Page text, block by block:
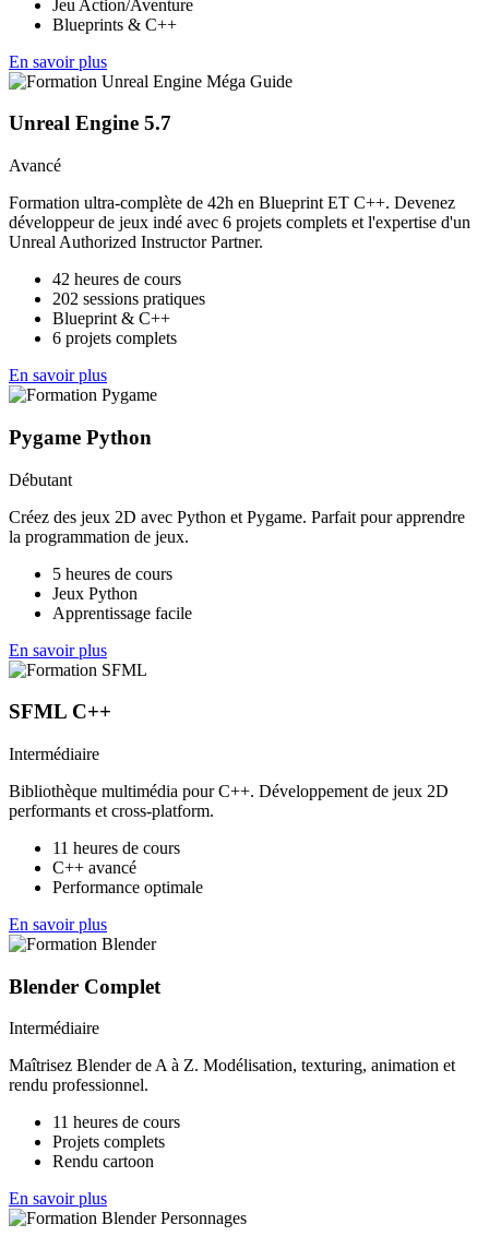
Jeu Action/Aventure
Blueprints & C++
En savoir plus
Unreal Engine 5.7
Avancé
Formation ultra-complète de 42h en Blueprint ET C++. Devenez
développeur de jeux indé avec 6 projets complets et l'expertise d'un
Unreal Authorized Instructor Partner.
42 heures de cours
202 sessions pratiques
Blueprint & C++
6 projets complets
En savoir plus
Pygame Python
Débutant
Créez des jeux 2D avec Python et Pygame. Parfait pour apprendre
la programmation de jeux.
5 heures de cours
Jeux Python
Apprentissage facile
En savoir plus
SFML C++
Intermédiaire
Bibliothèque multimédia pour C++. Développement de jeux 2D
performants et cross-platform.
11 heures de cours
C++ avancé
Performance optimale
En savoir plus
Blender Complet
Intermédiaire
Maîtrisez Blender de A à Z. Modélisation, texturing, animation et
rendu professionnel.
11 heures de cours
Projets complets
Rendu cartoon
En savoir plus